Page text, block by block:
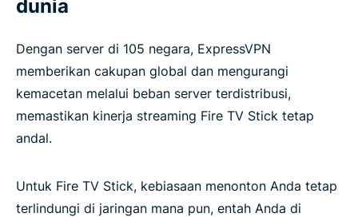
dunia
Dengan server di 105 negara, ExpressVPN
memberikan cakupan global dan mengurangi
kemacetan melalui beban server terdistribusi,
memastikan kinerja streaming Fire TV Stick tetap
andal.
Untuk Fire TV Stick, kebiasaan menonton Anda tetap
terlindungi di jaringan mana pun, entah Anda di